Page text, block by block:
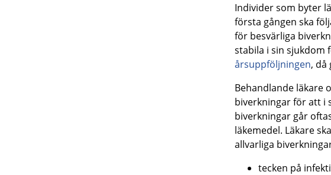
Individer som byter
första gången ska
för besvärliga
stabila i sin sjukdom
årsuppföljningen, då
Behandlande läkare
biverkningar för att i
biverkningar går
läkemedel. Läkare
allvarliga
tecken på